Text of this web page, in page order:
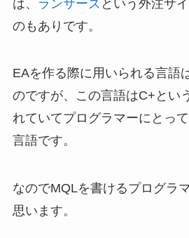
は、
ランサーズという外注サ
のもありです。
EAを作る際に用いられる言語
のですが、この言語はC+とい
れていてプログラマーにとっ
言語です。
なのでMQLを書けるプログラ
思います。